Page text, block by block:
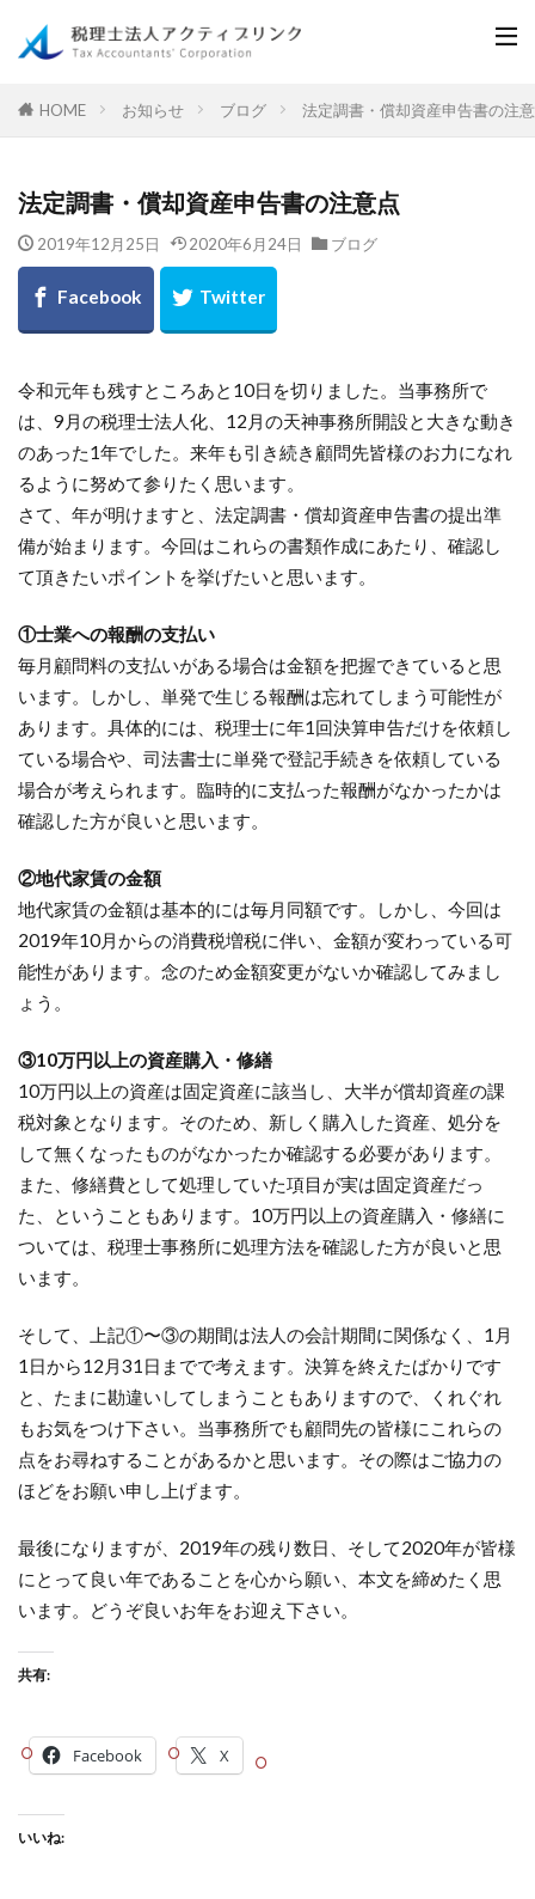
HOME お知らせ ブログ 法定調書・償却資産申告書の注
法定調書・償却資産申告書の注意点
2019年12月25日 2020年6月24日 ブログ
令和元年も残すところあと10日を切りました。当事務所で
は、9月の税理士法人化、12月の天神事務所開設と大きな動き
のあった1年でした。来年も引き続き顧問先皆様のお力になれ
るように努めて参りたく思います。
さて、年が明けますと、法定調書・償却資産申告書の提出準
備が始まります。今回はこれらの書類作成にあたり、確認し
て頂きたいポイントを挙げたいと思います。
①士業への報酬の支払い
毎月顧問料の支払いがある場合は金額を把握できていると思
います。しかし、単発で生じる報酬は忘れてしまう可能性が
あります。具体的には、税理士に年1回決算申告だけを依頼し
ている場合や、司法書士に単発で登記手続きを依頼している
場合が考えられます。臨時的に支払った報酬がなかったかは
確認した方が良いと思います。
②地代家賃の金額
地代家賃の金額は基本的には毎月同額です。しかし、今回は
2019年10月からの消費税増税に伴い、金額が変わっている可
能性があります。念のため金額変更がないか確認してみまし
ょう。
③10万円以上の資産購入・修繕
10万円以上の資産は固定資産に該当し、大半が償却資産の課
税対象となります。そのため、新しく購入した資産、処分を
して無くなったものがなかったか確認する必要があります。
また、修繕費として処理していた項目が実は固定資産だっ
た、ということもあります。10万円以上の資産購入・修繕に
ついては、税理士事務所に処理方法を確認した方が良いと思
います。
そして、上記①〜③の期間は法人の会計期間に関係なく、1月
1日から12月31日までで考えます。決算を終えたばかりです
と、たまに勘違いしてしまうこともありますので、くれぐれ
もお気をつけ下さい。当事務所でも顧問先の皆様にこれらの
点をお尋ねすることがあるかと思います。その際はご協力の
ほどをお願い申し上げます。
最後になりますが、2019年の残り数日、そして2020年が皆様
にとって良い年であることを心から願い、本文を締めたく思
います。どうぞ良いお年をお迎え下さい。
共有:
Facebook X
いいね: